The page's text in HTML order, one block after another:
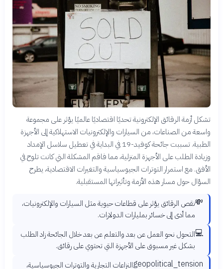
تشكل أزمة الرقائق الإلكترونية تحديًا اقتصاديًا عالميًا يؤثر على مجموعة
واسعة من الصناعات، من السيارات والإلكترونيات الاستهلاكية إلى الأجهزة
الطبية. تسببت جائحة كوفيد-19 في البداية في تعطيل سلاسل الإمداد
وزيادة الطلب على الأجهزة المنزلية، مما فاقم المشكلة التي كانت تلوح في
الأفق. مع استمرار التوترات الجيوسياسية والتغيرات الاقتصادية، يطرح
السؤال حول مسار هذه الأزمة وتأثيراتها المستقبلية.
💸نقص الرقائق يؤثر على قطاعات حيوية مثل السيارات والإلكترونيات،
مما أدى إلى خسائر بمليارات الدولارات.
💻التحول نحو العمل عن بعد والتعلم عن بعد خلال الجائحة زاد الطلب
بشكل غير مسبوق على الأجهزة التي تحتوي على رقائق.
geopolitical_tensionالنزاعات التجارية والتوترات الجيوسياسية،